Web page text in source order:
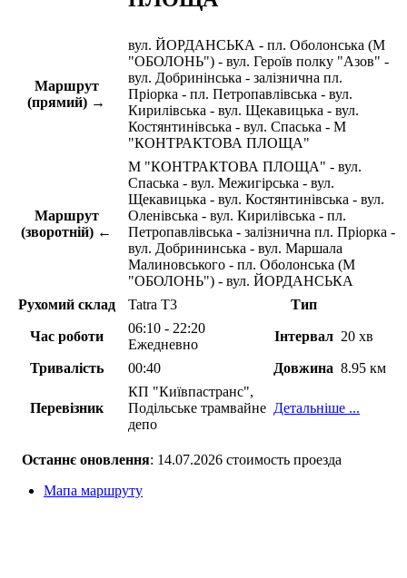
Маршрут
(прямий) →
вул. ЙОРДАНСЬКА - пл. Оболонська (М
"ОБОЛОНЬ") - вул. Героїв полку "Азов" -
вул. Добринінська - залізнична пл.
Пріорка - пл. Петропавлівська - вул.
Кирилівська - вул. Щекавицька - вул.
Костянтинівська - вул. Спаська - М
"КОНТРАКТОВА ПЛОЩА"
Маршрут
(зворотній) ←
М "КОНТРАКТОВА ПЛОЩА" - вул.
Спаська - вул. Межигірська - вул.
Щекавицька - вул. Костянтинівська - вул.
Оленівська - вул. Кирилівська - пл.
Петропавлівська - залізнична пл. Пріорка -
вул. Добрининська - вул. Маршала
Малиновського - пл. Оболонська (М
"ОБОЛОНЬ") - вул. ЙОРДАНСЬКА
Рухомий склад
Tatra T3 Тип
Час роботи
06:10 - 22:20
Ежедневно
Інтервал 20 хв
Тривалість 00:40 Довжина 8.95 км
Перевізник
КП "Київпастранс",
Подільське трамвайне
депо
Детальніше ...
Останнє оновлення: 14.07.2026 стоимость проезда
Мапа маршруту